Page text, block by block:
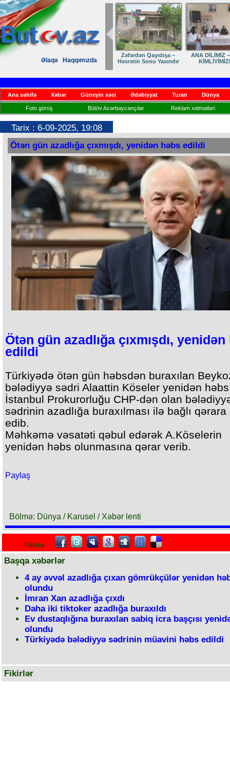
Əlaqə Haqqımızda
ANA DİLİMİZ – MİLLİ
KİMLİYİMİZDİR
Ruhumuzun manifesti
Dostumuza sürpriz
yubiley təbriki
Ana səhifə Xəbər Güneyin səsi Ədəbiyyat Turan Dünya
Foto görüş Bütöv Azərbaycançılar Reklam xidmətləri
Tarix : 6-09-2025, 19:08
Ötən gün azadlığa çıxmışdı, yenidən həbs edildi
Ötən gün azadlığa çıxmışdı,
edildi
Türkiyədə ötən gün həbsdən buraxılan
bələdiyyə sədri Alaattin Köseler yenidən
İstanbul Prokurorluğu CHP-dən olan
sədrinin azadlığa buraxılması ilə bağlı
edib.
Məhkəmə vəsatəti qəbul edərək A.Köselerin
yenidən həbs olunmasına qərar verib.
Paylaş
Bölmə: Dünya / Karusel / Xəbər lenti
Paylaş
Başqa xəbərlər
4 ay əvvəl azadlığa çıxan gömrükçülər yenidən
olundu
İmran Xan azadlığa çıxdı
Daha iki tiktoker azadlığa buraxıldı
Ev dustaqlığına buraxılan sabiq icra başçısı
olundu
Türkiyədə bələdiyyə sədrinin müavini həbs edildi
Fikirlər